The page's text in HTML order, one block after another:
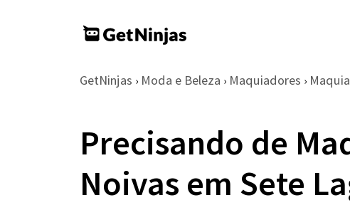
GetNinjas › Moda e Beleza › Maquiadores ›
Precisando de
Noivas em Sete